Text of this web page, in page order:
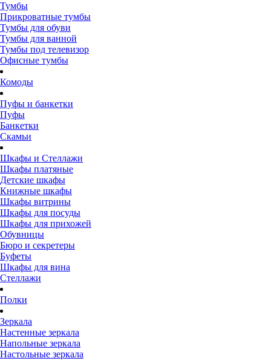
Тумбы
Прикроватные тумбы
Тумбы для обуви
Тумбы для ванной
Тумбы под телевизор
Офисные тумбы
Комоды
Пуфы и банкетки
Пуфы
Банкетки
Скамьи
Шкафы и Стеллажи
Шкафы платяные
Детские шкафы
Книжные шкафы
Шкафы витрины
Шкафы для посуды
Шкафы для прихожей
Обувницы
Бюро и секретеры
Буфеты
Шкафы для вина
Стеллажи
Полки
Зеркала
Настенные зеркала
Напольные зеркала
Настольные зеркала